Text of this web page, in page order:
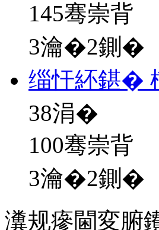
145骞崇背
3瀹�2鍘�
缁忓紑鍖�
38涓�
100骞崇背
3瀹�2鍘�
瀵规瘮閫変腑